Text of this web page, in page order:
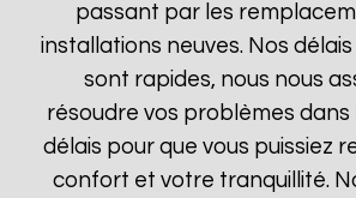
passant par les
installations neuves. Nos
sont rapides, nous nous
résoudre vos problèmes dans
délais pour que vous puissiez
confort et votre tranquillité.